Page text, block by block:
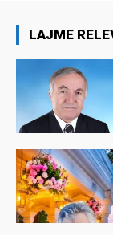
LAJME